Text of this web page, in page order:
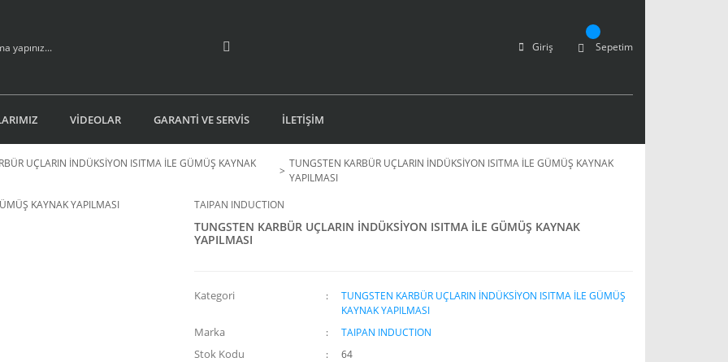
Giriş Sepetim
VİDEOLAR GARANTİ VE SERVİS İLETİŞİM
UÇLARIN İNDÜKSİYON ISITMA İLE GÜMÜŞ KAYNAK
TUNGSTEN KARBÜR UÇLARIN İNDÜKSİYON ISITMA İLE GÜMÜŞ KAYNAK
YAPILMASI
TAIPAN INDUCTION
TUNGSTEN KARBÜR UÇLARIN İNDÜKSİYON ISITMA İLE GÜMÜŞ KAYNAK
YAPILMASI
Kategori
TUNGSTEN KARBÜR UÇLARIN İNDÜKSİYON ISITMA İLE GÜMÜŞ
KAYNAK YAPILMASI
Marka TAIPAN INDUCTION
Stok Kodu 64